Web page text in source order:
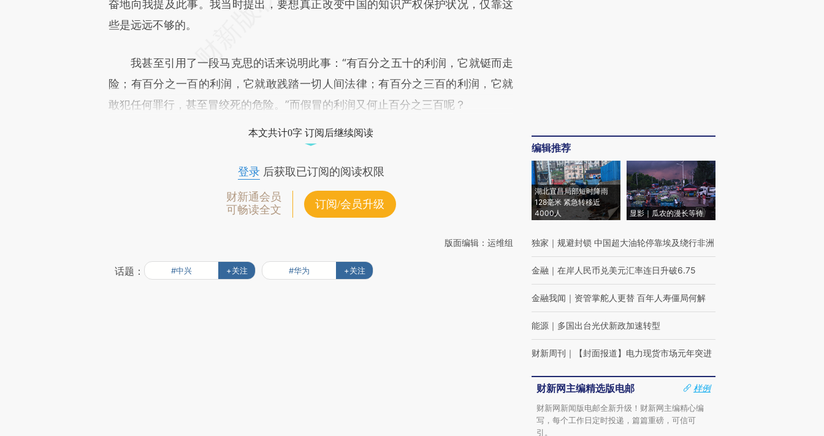
奋地向我提及此事。我当时提出，要想真正改变中国的知识产权保护状况，仅靠这
些是远远不够的。
我甚至引用了一段马克思的话来说明此事：“有百分之五十的利润，它就铤而走
险；有百分之一百的利润，它就敢践踏一切人间法律；有百分之三百的利润，它就
敢犯任何罪行，甚至冒绞死的危险。”而假冒的利润又何止百分之三百呢？
本文共计0字 订阅后继续阅读
登录后获取已订阅的阅读权限
财新通会员
可畅读全文
订阅/会员升级
版面编辑：运维组
话题： #中兴 +关注 #华为 +关注
编辑推荐
湖北宜昌局部短时降雨
128毫米 紧急转移近
4000人
显影｜瓜农的漫长等待
独家 ｜ 规避封锁 中国超大油轮停靠埃及绕行非洲
金融 ｜ 在岸人民币兑美元汇率连日升破6.75
金融我闻 ｜ 资管掌舵人更替 百年人寿僵局何解
能源 ｜ 多国出台光伏新政加速转型
财新周刊 ｜ 【封面报道】电力现货市场元年突进
财新网主编精选版电邮
样例
财新网新闻版电邮全新升级！财新网主编精心编
写，每个工作日定时投递，篇篇重磅，可信可
引。